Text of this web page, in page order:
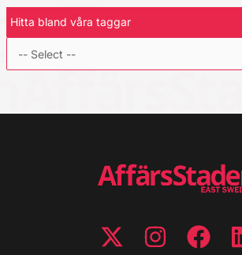
Hitta bland våra taggar